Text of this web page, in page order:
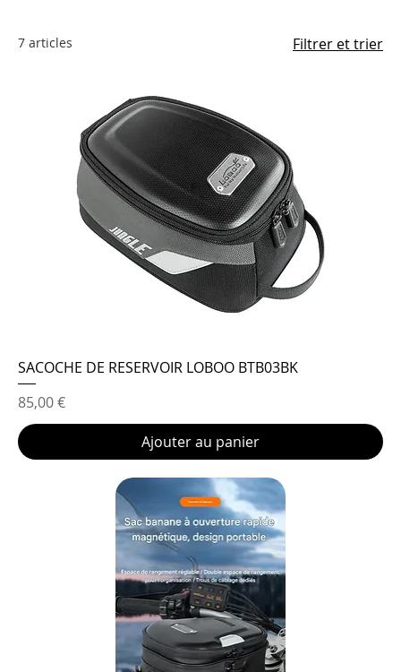
7 articles Filtrer et trier
SACOCHE DE RESERVOIR LOBOO BTB03BK
Prix
85,00 €
Ajouter au panier